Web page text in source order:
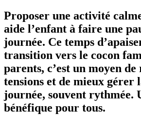
Proposer une activité
aide l’enfant à faire une
journée. Ce temps
transition vers le cocon
parents, c’est un moyen
tensions et de mieux gérer
journée, souvent rythmée.
bénéfique pour tous.